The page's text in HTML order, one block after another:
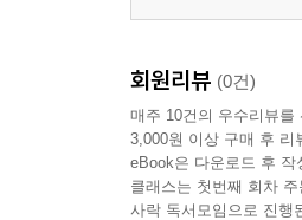
회원리뷰 (0건)
매주 10건의 우수리뷰
3,000원 이상 구매 후 리
eBook은 다운로드 후
클래스는 첫번째 회차
사락 독서모임으로 진행